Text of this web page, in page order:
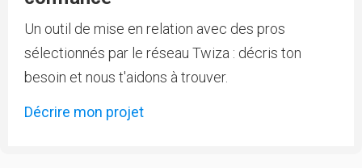
Un outil de mise en relation avec des pros
sélectionnés par le réseau Twiza : décris ton
besoin et nous t'aidons à trouver.
Décrire mon projet